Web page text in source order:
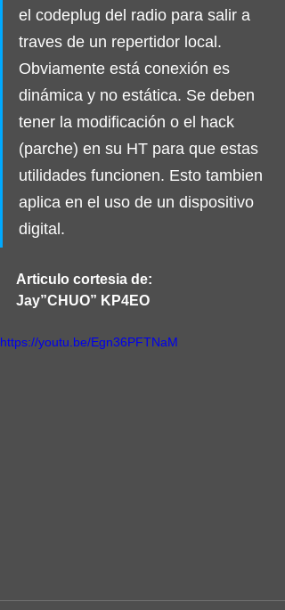
el codeplug del radio para salir a
traves de un repertidor local.
Obviamente está conexión es
dinámica y no estática. Se deben
tener la modificación o el hack
(parche) en su HT para que estas
utilidades funcionen. Esto tambien
aplica en el uso de un dispositivo
digital.
Articulo cortesia de:
Jay”CHUO” KP4EO
https://youtu.be/Egn36PFTNaM